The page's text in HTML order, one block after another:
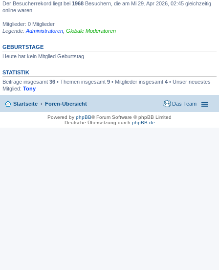
Der Besucherrekord liegt bei 1968 Besuchern, die am Mi 29. Apr 2026, 02:45 gleichzeitig
online waren.
Mitglieder: 0 Mitglieder
Legende: Administratoren Globale Moderatoren
GEBURTSTAGE
Heute hat kein Mitglied Geburtstag
STATISTIK
Beiträge insgesamt 36 • Themen insgesamt 9 • Mitglieder insgesamt 4 • Unser neuestes
Mitglied: Tony
Startseite Foren-Übersicht Das Team
Powered by phpBB® Forum Software © phpBB Limited
Deutsche Übersetzung durch phpBB.de